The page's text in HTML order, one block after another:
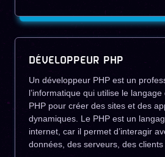
DÉVELOPPEUR PHP
Un développeur PHP est un
l’informatique qui utilise le
PHP pour créer des sites et des
dynamiques. Le PHP est un
internet, car il permet d’interagir
données, des serveurs, des clients